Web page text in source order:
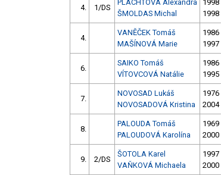
4. 1/DS
PLACHTOVÁ Alexandra
ŠMOLDAS Michal
1998
1998
4.
VANĚČEK Tomáš
MAŠÍNOVÁ Marie
1986
1997
6.
SAIKO Tomáš
VÍTOVCOVÁ Natálie
1986
1995
7.
NOVOSAD Lukáš
NOVOSADOVÁ Kristina
1976
2004
8.
PALOUDA Tomáš
PALOUDOVÁ Karolína
1969
2000
9. 2/DS
ŠOTOLA Karel
VAŇKOVÁ Michaela
1997
2000